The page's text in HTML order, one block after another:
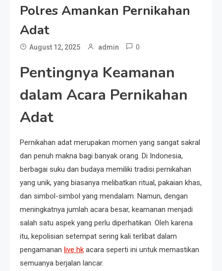
Polres Amankan Pernikahan
Adat
August 12, 2025 admin 0
Pentingnya Keamanan
dalam Acara Pernikahan
Adat
Pernikahan adat merupakan momen yang sangat sakral
dan penuh makna bagi banyak orang. Di Indonesia,
berbagai suku dan budaya memiliki tradisi pernikahan
yang unik, yang biasanya melibatkan ritual, pakaian khas,
dan simbol-simbol yang mendalam. Namun, dengan
meningkatnya jumlah acara besar, keamanan menjadi
salah satu aspek yang perlu diperhatikan. Oleh karena
itu, kepolisian setempat sering kali terlibat dalam
pengamanan live hk acara seperti ini untuk memastikan
semuanya berjalan lancar.